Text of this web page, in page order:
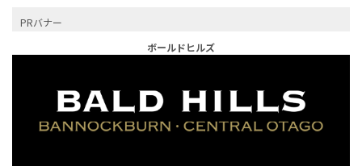
PRバナー
ボールドヒルズ